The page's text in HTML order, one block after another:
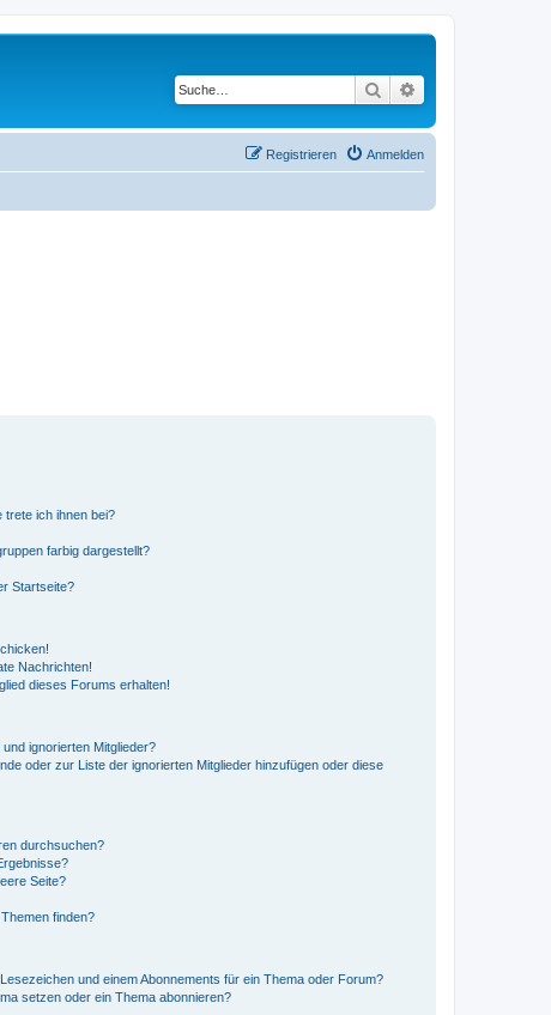
Suche
Anmelden
Registrieren
trete ich ihnen bei?
farbig dargestellt?
Startseite?
Nachrichten!
dieses Forums erhalten!
ignorierten Mitglieder?
oder zur Liste der ignorierten Mitglieder hinzufügen oder diese
durchsuchen?
Seite?
finden?
und einem Abonnements für ein Thema oder Forum?
setzen oder ein Thema abonnieren?